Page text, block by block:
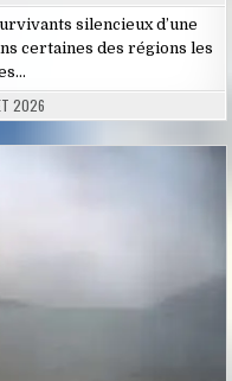
silencieux d’une
certaines des régions les
2026